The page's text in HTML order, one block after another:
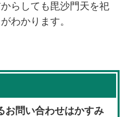
らしても毘沙門天を祀
わかります。
お問い合わせはかすみ